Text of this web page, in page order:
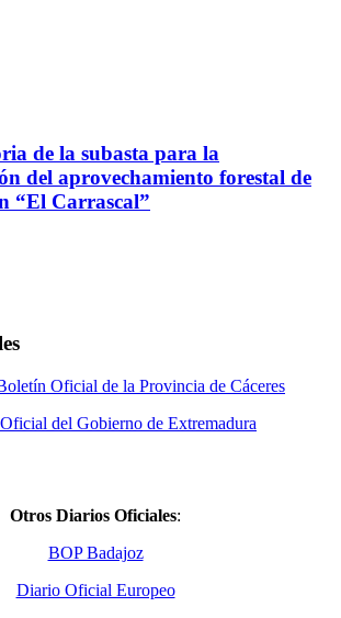
de la subasta para la
del aprovechamiento forestal de
“El Carrascal”
Otros Diarios Oficiales:
BOP Badajoz
Diario Oficial Europeo